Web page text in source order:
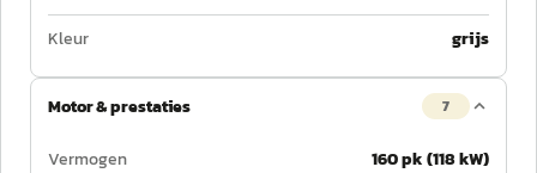
Kleur
grijs
Motor & prestaties 7
Vermogen
160 pk (118 kW)